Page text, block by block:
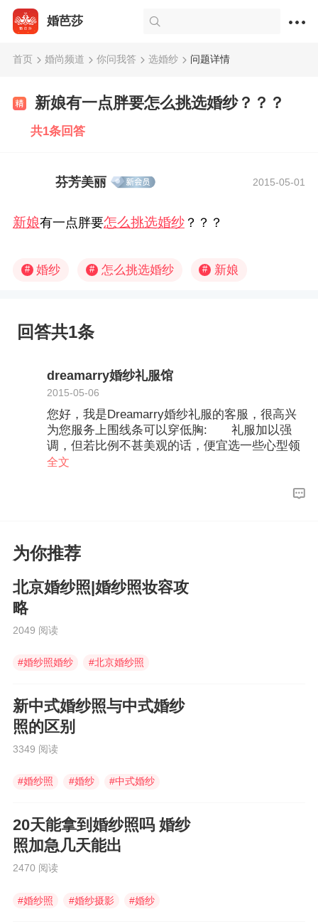
婚芭莎
首页 婚尚频道 你问我答 选婚纱 问题详情
新娘有一点胖要怎么挑选婚纱？？？
共1条回答
芬芳美丽 2015-05-01
新娘有一点胖要怎么挑选婚纱？？？
# 婚纱 # 怎么挑选婚纱 # 新娘
回答共1条
dreamarry婚纱礼服馆
2015-05-06
您好，我是Dreamarry婚纱礼服的客服，很高兴
为您服务上围线条可以穿低胸: 礼服加以强
调，但若比例不甚美观的话，便宜选一些心型领
或领口线条简单的设计，减少胸部线条的夸张程
挡身材的最好法宝。不论是你肉肉的腰部，还是
而且会使腿部显得修长。手臂和腰的肉肉很多:
和肉肉的腋下部位，如果这两个地方曝露在众人
位全部藏起来。腰部不要做装饰：通常婚纱喜欢
饰，胖MM的婚纱切忌在腰部做过多装饰，手工
部，尽量回避来宾特别的关注。选择略微蓬起的
裙摆： 注意是”略微”，最好是1到2个钢圈的
裙撑，可不要选太蓬的裙摆，那样新郎可是要被
胖MM挤到一边去了。选择软质长头纱，大家猜
到这是遮挡哪里的肉肉吧？对！就是新娘的小胖
脸了！软软的长头纱，不论是你拍照时候，还是
婚典时候，都是可以帮你挡住脸庞多余的肉肉，
好端详一下自己，然后再决定自己适合穿什么
样子绚丽婚纱。如果你有双美腿，就把裙摆修短
一些。 不要以为试穿第一次就能合身到完美
无瑕。挑选婚纱时请个裁缝或自己动手。你不必
中意的绚丽婚妙。应尽量选V领、低: 腰、线
全文
为你推荐
北京婚纱照|婚纱照妆容攻
略
2049 阅读
#婚纱照婚纱 #北京婚纱照
新中式婚纱照与中式婚纱
照的区别
3349 阅读
#婚纱照 #婚纱 #中式婚纱
20天能拿到婚纱照吗 婚纱
照加急几天能出
2470 阅读
#婚纱照 #婚纱摄影 #婚纱